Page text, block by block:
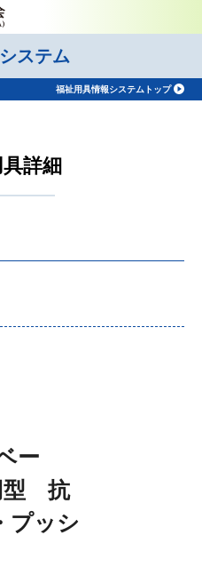
ステム
福祉用具情報システムトップ
詳細
ー
型 抗
プッシ